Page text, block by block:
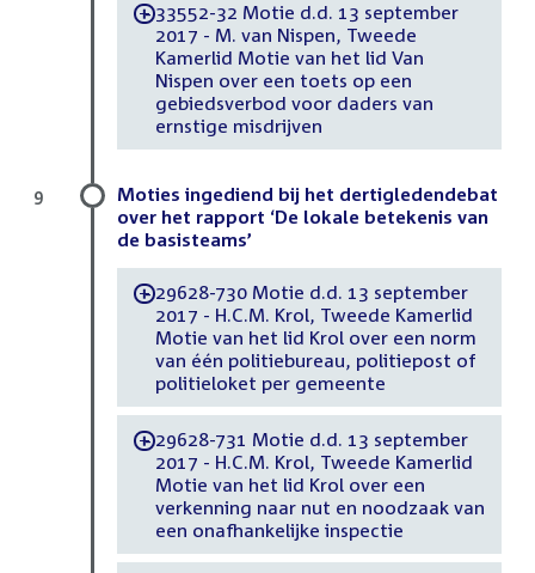
-33552-32 Motie d.d. 13 september
2017 - M. van Nispen, Tweede
Kamerlid Motie van het lid Van
Nispen over een toets op een
gebiedsverbod voor daders van
ernstige misdrijven
Moties ingediend bij het dertigledendebat
over het rapport ‘De lokale betekenis van
de basisteams’
-29628-730 Motie d.d. 13 september
2017 - H.C.M. Krol, Tweede Kamerlid
Motie van het lid Krol over een norm
van één politiebureau, politiepost of
politieloket per gemeente
-29628-731 Motie d.d. 13 september
2017 - H.C.M. Krol, Tweede Kamerlid
Motie van het lid Krol over een
verkenning naar nut en noodzaak van
een onafhankelijke inspectie
9